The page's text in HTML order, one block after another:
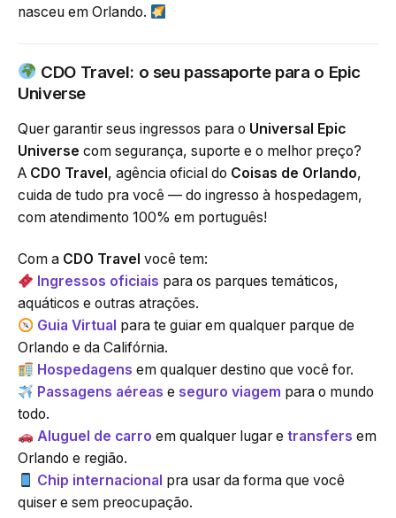
nasceu em Orlando.
CDO Travel: o seu passaporte para o Epic
Universe
Quer garantir seus ingressos para o Universal Epic
Universe com segurança, suporte e o melhor preço?
A CDO Travel, agência oficial do Coisas de Orlando,
cuida de tudo pra você — do ingresso à hospedagem,
com atendimento 100% em português!
Com a CDO Travel você tem:
Ingressos oficiais para os parques temáticos,
aquáticos e outras atrações.
Guia Virtual para te guiar em qualquer parque de
Orlando e da Califórnia.
Hospedagens em qualquer destino que você for.
Passagens aéreas e seguro viagem para o mundo
todo.
Aluguel de carro em qualquer lugar e transfers em
Orlando e região.
Chip internacional pra usar da forma que você
quiser e sem preocupação.